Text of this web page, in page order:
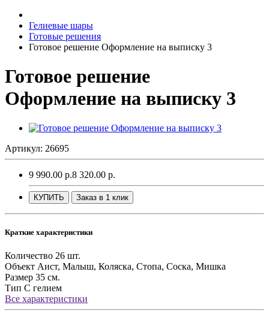
Гелиевые шары
Готовые решения
Готовое решение Оформление на выписку 3
Готовое решение
Оформление на выписку 3
Артикул: 26695
9 990.00 р.8 320.00 р.
КУПИТЬ Заказ в 1 клик
Краткие характеристики
Количество 26 шт.
Объект Аист, Малыш, Коляска, Стопа, Соска, Мишка
Размер 35 см.
Тип С гелием
Все характеристики